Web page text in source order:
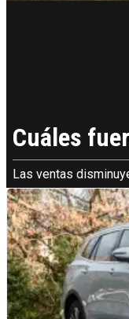
Cuáles
Las ventas